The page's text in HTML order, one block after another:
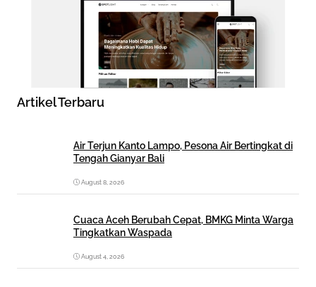
Artikel Terbaru
Air Terjun Kanto Lampo, Pesona Air Bertingkat di
Tengah Gianyar Bali
August 8, 2026
Cuaca Aceh Berubah Cepat, BMKG Minta Warga
Tingkatkan Waspada
August 4, 2026